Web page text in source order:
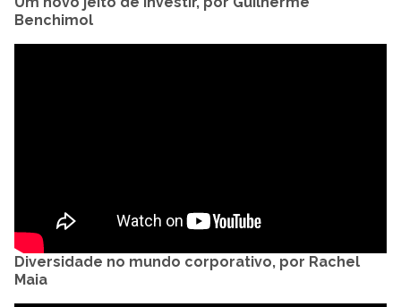
Benchimol
Diversidade no mundo corporativo, por Rachel
Maia